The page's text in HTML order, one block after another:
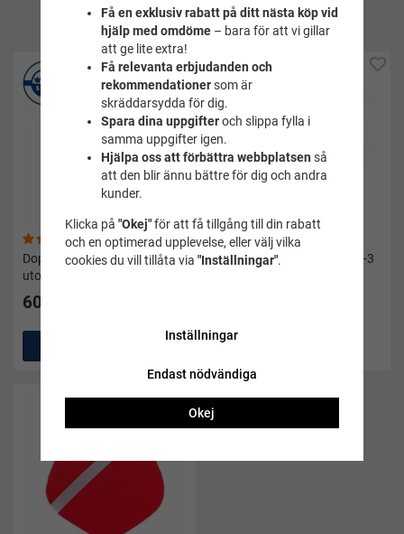
produkt
(56)
Doppingen blå -
utomhusmärke
60 kr
(5)
Simväst barn Babblarna 2-3
Få en exklusiv rabatt på ditt nästa köp vid
hjälp med omdöme– bara för att vi gillar
att ge lite extra!
Få relevanta erbjudanden och
rekommendationersom är
skräddarsydda för dig.
Spara dina uppgifteroch slippa fylla i
samma uppgifter igen.
Hjälpa oss att förbättra webbplatsen så
att den blir ännu bättre för dig och andra
kunder.
Klicka på "Okej"för att få tillgång till din rabatt
och en optimerad upplevelse, eller välj vilka
cookies du vill tillåta via "Inställningar".
Inställningar
Endast nödvändiga
Okej